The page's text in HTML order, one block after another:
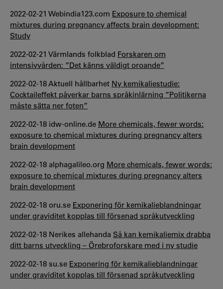
2022-02-21 Webindia123.com Exposure to chemical
mixtures during pregnancy affects brain development:
Study
2022-02-21 Värmlands folkblad Forskaren om
intensivvården: ”Det känns väldigt oroande”
2022-02-18 Aktuell hållbarhet Ny kemikaliestudie:
Cocktaileffekt påverkar barns språkinlärning ”Politikerna
måste sätta ner foten”
2022-02-18 idw-online.de More chemicals, fewer words:
exposure to chemical mixtures during pregnancy alters
brain development
2022-02-18 alphagalileo.org More chemicals, fewer words:
exposure to chemical mixtures during pregnancy alters
brain development
2022-02-18 oru.se Exponering för kemikalieblandningar
under graviditet kopplas till försenad språkutveckling
2022-02-18 Nerikes allehanda Så kan kemikaliemix drabba
ditt barns utveckling – Örebroforskare med i ny studie
2022-02-18 su.se Exponering för kemikalieblandningar
under graviditet kopplas till försenad språkutveckling